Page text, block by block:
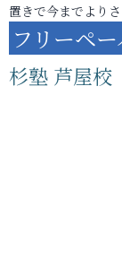
置きで今までより
フリーペ
杉塾 芦屋校